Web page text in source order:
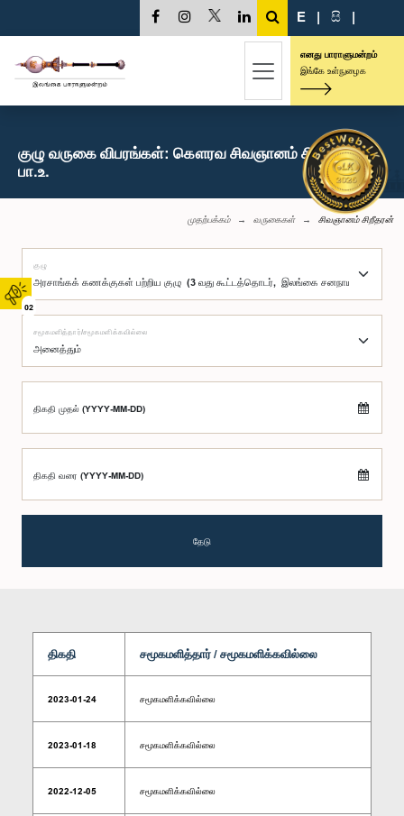
02
E | සි |
எனது பாராளுமன்றம்
இங்கே உள்நுழைக
குழு வருகை விபரங்கள்: கௌரவ சிவஞானம் சிறீதரன்,
பா.உ.
முதற்பக்கம் வருகைகள் சிவஞானம் சிறீதரன்
குழு
சமூகமளித்தார்/சமூகமளிக்கவில்லை
திகதி முதல் (YYYY-MM-DD)
திகதி வரை (YYYY-MM-DD)
தேடு
திகதி சமூகமளித்தார் / சமூகமளிக்கவில்லை
2023-01-24 சமூகமளிக்கவில்லை
2023-01-18 சமூகமளிக்கவில்லை
2022-12-05 சமூகமளிக்கவில்லை